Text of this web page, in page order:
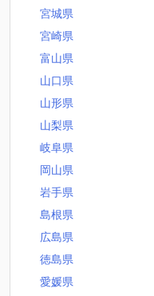
宮城県
宮崎県
富山県
山口県
山形県
山梨県
岐阜県
岡山県
岩手県
島根県
広島県
徳島県
愛媛県